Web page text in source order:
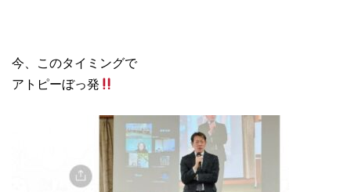
今、このタイミングで
アトピーぼっ発